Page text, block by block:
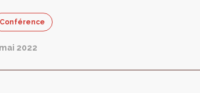
Conférence
2022